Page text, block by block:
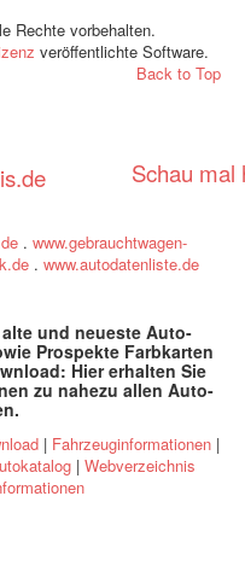
Rechte vorbehalten.
veröffentlichte Software.
Back to Top
Schau mal
. www.gebrauchtwagen-
. www.autodatenliste.de
und neueste Auto-
Prospekte Farbkarten
Hier erhalten Sie
zu nahezu allen Auto-
.
| Fahrzeuginformationen|
| Webverzeichnis